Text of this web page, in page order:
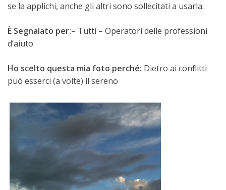
se la applichi, anche gli altri sono sollecitati a usarla.
È Segnalato per:– Tutti – Operatori delle professioni
d’aiuto
Ho scelto questa mia foto perché: Dietro ai conflitti
può esserci (a volte) il sereno